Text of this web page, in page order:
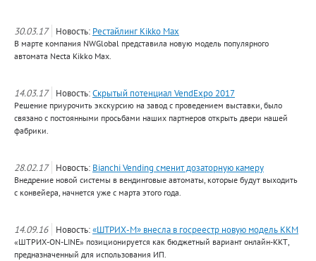
30.03.17 Новость: Рестайлинг Kikko Max
В марте компания NWGlobal представила новую модель популярного
автомата Necta Kikko Max.
14.03.17 Новость:Скрытый потенциал VendExpo 2017
Решение приурочить экскурсию на завод с проведением выставки, было
связано с постоянными просьбами наших партнеров открыть двери нашей
фабрики.
28.02.17 Новость: Bianchi Vending сменит дозаторную камеру
Внедрение новой системы в вендинговые автоматы, которые будут выходить
с конвейера, начнется уже с марта этого года.
14.09.16 Новость:«ШТРИХ-М» внесла в госреестр новую модель ККМ
«ШТРИХ-ON-LINE» позиционируется как бюджетный вариант онлайн-ККТ,
предназначенный для использования ИП.